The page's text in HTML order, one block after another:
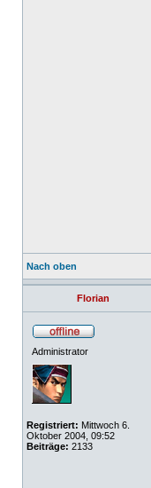
Nach oben
Florian
Administrator
Registriert: Mittwoch 6.
Oktober 2004, 09:52
Beiträge: 2133